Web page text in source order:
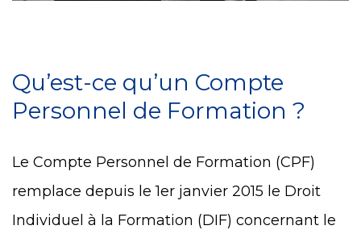
Qu’est-ce qu’un Compte
Personnel de Formation ?
Le Compte Personnel de Formation (CPF)
remplace depuis le 1er janvier 2015 le Droit
Individuel à la Formation (DIF) concernant le